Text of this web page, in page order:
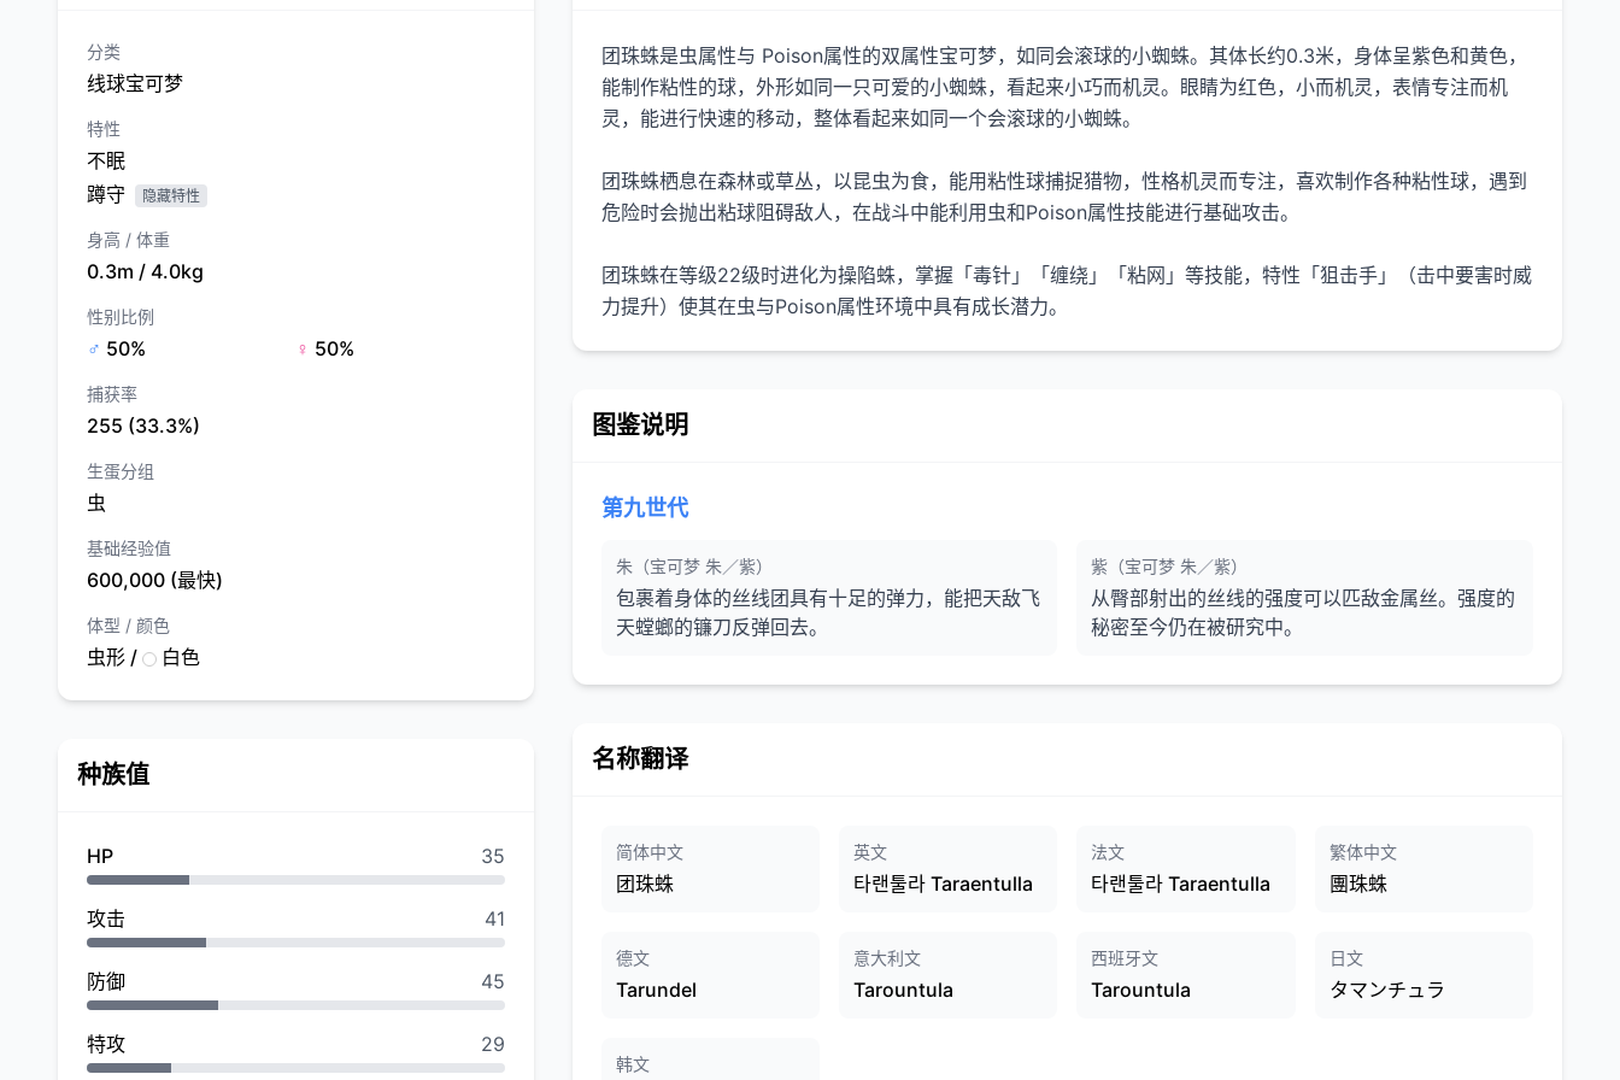
分类
线球宝可梦
特性
不眠
蹲守
隐藏特性
身高 / 体重
0.3m / 4.0kg
性别比例
♂ 50% ♀ 50%
捕获率
255 (33.3%)
生蛋分组
虫
基础经验值
600,000 (最快)
体型 / 颜色
虫形 / 白色
种族值
HP 35
攻击 41
防御 45
特攻 29
团珠蛛是虫属性与 Poison属性的双属性宝可梦，如同会滚球的小蜘蛛。其体长约0.3米，身体呈紫色和黄色，
能制作粘性的球，外形如同一只可爱的小蜘蛛，看起来小巧而机灵。眼睛为红色，小而机灵，表情专注而机
灵，能进行快速的移动，整体看起来如同一个会滚球的小蜘蛛。
团珠蛛栖息在森林或草丛，以昆虫为食，能用粘性球捕捉猎物，性格机灵而专注，喜欢制作各种粘性球，遇到
危险时会抛出粘球阻碍敌人，在战斗中能利用虫和Poison属性技能进行基础攻击。
团珠蛛在等级22级时进化为操陷蛛，掌握「毒针」「缠绕」「粘网」等技能，特性「狙击手」（击中要害时威
力提升）使其在虫与Poison属性环境中具有成长潜力。
图鉴说明
第九世代
朱（宝可梦 朱／紫）
包裹着身体的丝线团具有十足的弹力，能把天敌飞
天螳螂的镰刀反弹回去。
紫（宝可梦 朱／紫）
从臀部射出的丝线的强度可以匹敌金属丝。强度的
秘密至今仍在被研究中。
名称翻译
简体中文
团珠蛛
英文
타랜툴라 Taraentulla
法文
타랜툴라 Taraentulla
繁体中文
團珠蛛
德文
Tarundel
意大利文
Tarountula
西班牙文
Tarountula
日文
タマンチュラ
韩文